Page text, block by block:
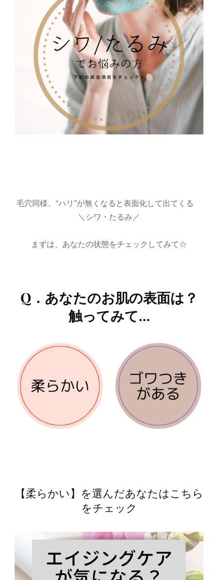
毛穴同様、“ハリ”が無くなると表面化して出てくる
＼シワ・たるみ／
まずは、あなたの状態をチェックしてみて☆
Q．あなたのお肌の表面は？
触ってみて…
【柔らかい】を選んだあなたはこちら
をチェック